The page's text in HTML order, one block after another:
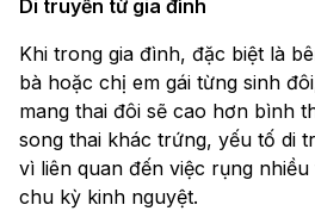
Di truyền từ gia đình
Khi trong gia đình, đặc biệt là
bà hoặc chị em gái từng sinh
mang thai đôi sẽ cao hơn bình
song thai khác trứng, yếu tố di
vì liên quan đến việc rụng
chu kỳ kinh nguyệt.